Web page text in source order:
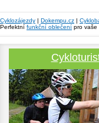
Cyklozájezdy | Dokempu.cz |
Perfektní funkční oblečení pro vaše